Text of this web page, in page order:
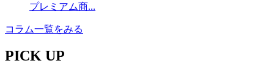
プレミアム商...
コラム一覧をみる
PICK UP